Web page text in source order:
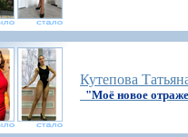
Кутепова
"Моё новое